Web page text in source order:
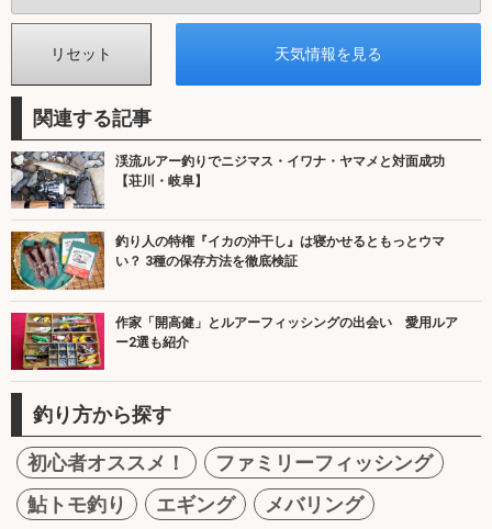
関連する記事
渓流ルアー釣りでニジマス・イワナ・ヤマメと対面成功
【荘川・岐阜】
釣り人の特権『イカの沖干し』は寝かせるともっとウマ
い？ 3種の保存方法を徹底検証
作家「開高健」とルアーフィッシングの出会い 愛用ルア
ー2選も紹介
釣り方から探す
初心者オススメ！
ファミリーフィッシング
鮎トモ釣り
エギング
メバリング